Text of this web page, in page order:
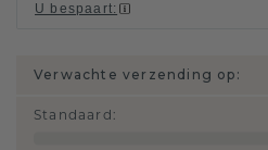
U bespaart:
Verwachte verzending op:
Standaard :